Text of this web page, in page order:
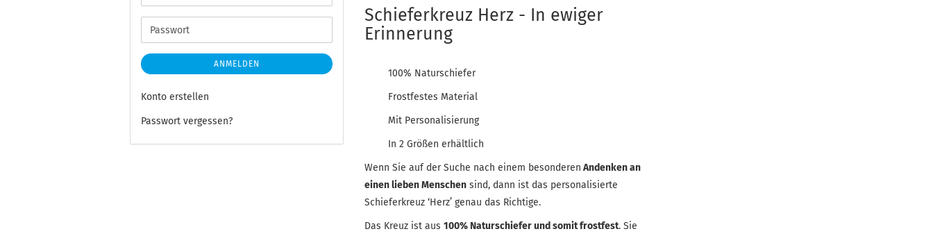
Schieferkreuz Herz - In ewiger
Erinnerung
100% Naturschiefer
Frostfestes Material
Mit Personalisierung
In 2 Größen erhältlich
Wenn Sie auf der Suche nach einem besonderen Andenken an
einen lieben Menschen sind, dann ist das personalisierte
Schieferkreuz ‘Herz’ genau das Richtige.
Das Kreuz ist aus100% Naturschiefer und somit frostfest. Sie
Mail-
Adresse
Passwort
ANMELDEN
Konto erstellen
Passwort vergessen?